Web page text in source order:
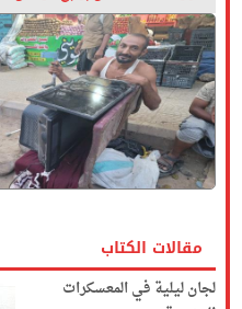
مقالات الكتاب
لجان ليلية في المعسكرات